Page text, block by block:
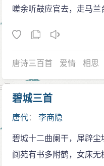
丽、意韵深微，有些诗可
排律，七绝也有不少杰出
其匹也。”
作品风格与杜甫相似。
典，而且比杜甫用得更深
故。他在用典上有所独创
由于从小孤贫，家道衰
一方面，早年的经历使
格，这些特征既大量地从
在他曲折坎坷的仕途生涯
李商隐的启蒙教育可能
大的老师，则是他回到
嗟余听鼓应官去，走马兰
唐诗三百首 爱情 相思
碧城三首
唐代：李商隐
碧城十二曲阑干，犀辟尘
阆苑有书多附鹤，女床无